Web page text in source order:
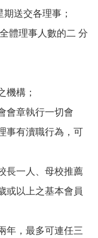
送交各理事；
體理事人數的二 分
機構；
會章執行一切會
事有瀆職行為，可
長一人、母校推薦
或以上之基本會員
年，最多可連任三